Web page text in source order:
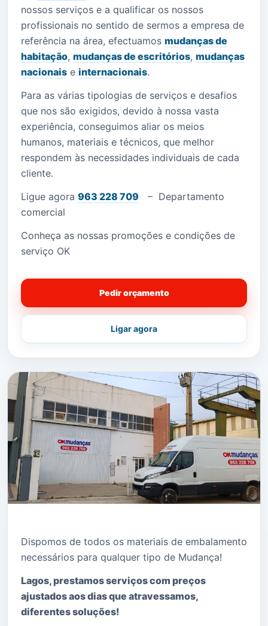
nossos serviços e a qualificar os nossos
profissionais no sentido de sermos a empresa de
referência na área, efectuamos mudanças de
habitação, mudanças de escritórios, mudanças
nacionais e internacionais.
Para as várias tipologias de serviços e desafios
que nos são exigidos, devido à nossa vasta
experiência, conseguimos aliar os meios
humanos, materiais e técnicos, que melhor
respondem às necessidades individuais de cada
cliente.
Ligue agora 963 228 709 – Departamento
comercial
Conheça as nossas promoções e condições de
serviço OK
Pedir orçamento
Ligar agora
Dispomos de todos os materiais de embalamento
necessários para qualquer tipo de Mudança!
Lagos, prestamos serviços com preços
ajustados aos dias que atravessamos,
diferentes soluções!